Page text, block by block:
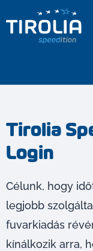
Tirolia
Login
Célunk, hogy
legjobb
fuvarkiadás
kínálkozik arra,